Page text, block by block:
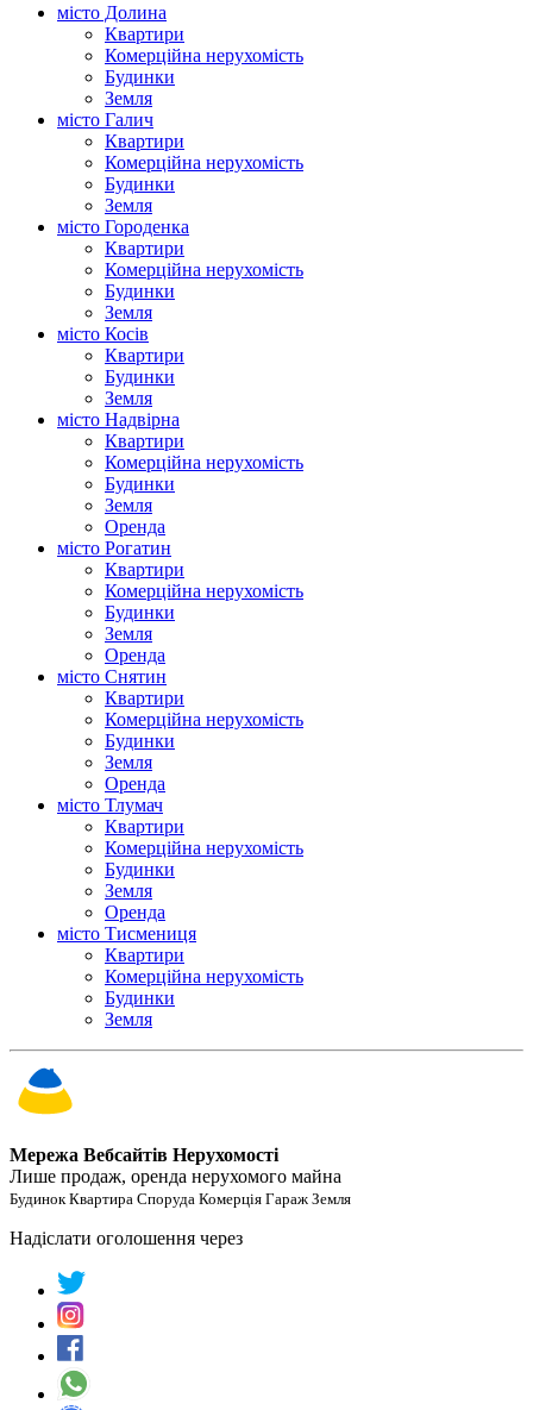
місто Долина
Квартири
Комерційна нерухомість
Будинки
Земля
місто Галич
Квартири
Комерційна нерухомість
Будинки
Земля
місто Городенка
Квартири
Комерційна нерухомість
Будинки
Земля
місто Косів
Квартири
Будинки
Земля
місто Надвірна
Квартири
Комерційна нерухомість
Будинки
Земля
Оренда
місто Рогатин
Квартири
Комерційна нерухомість
Будинки
Земля
Оренда
місто Снятин
Квартири
Комерційна нерухомість
Будинки
Земля
Оренда
місто Тлумач
Квартири
Комерційна нерухомість
Будинки
Земля
Оренда
місто Тисмениця
Квартири
Комерційна нерухомість
Будинки
Земля
Мережа Вебсайтів Нерухомості
Лише продаж, оренда нерухомого майна
Будинок Квартира Споруда Комерція Гараж Земля
Надіслати оголошення через